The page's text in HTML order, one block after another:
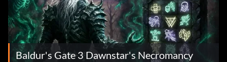
Baldur's Gate 3 Dawnstar's Necromancy